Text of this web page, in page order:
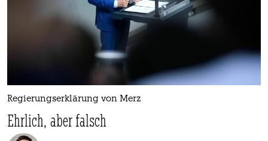
Regierungserklärung von Merz
Ehrlich, aber falsch